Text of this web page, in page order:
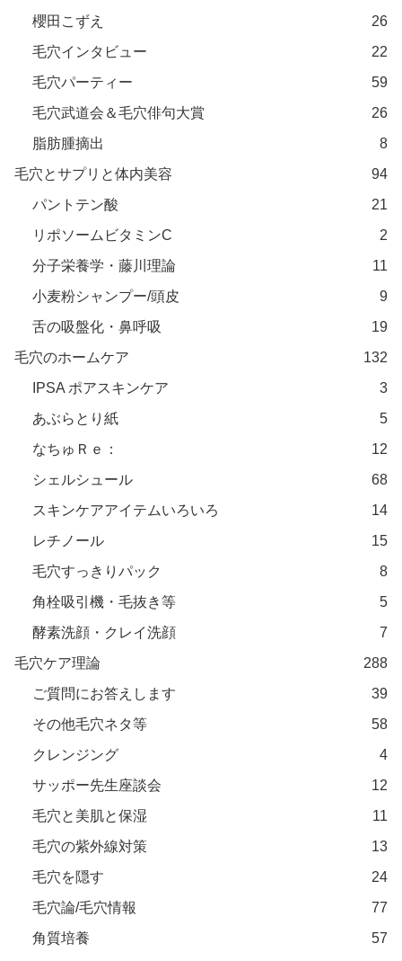
櫻田こずえ
26
毛穴インタビュー
22
毛穴パーティー
59
毛穴武道会＆毛穴俳句大賞
26
脂肪腫摘出
8
毛穴とサプリと体内美容
94
パントテン酸
21
リポソームビタミンC
2
分子栄養学・藤川理論
11
小麦粉シャンプー/頭皮
9
舌の吸盤化・鼻呼吸
19
毛穴のホームケア
132
IPSA ポアスキンケア
3
あぶらとり紙
5
なちゅＲｅ：
12
シェルシュール
68
スキンケアアイテムいろいろ
14
レチノール
15
毛穴すっきりパック
8
角栓吸引機・毛抜き等
5
酵素洗顔・クレイ洗顔
7
毛穴ケア理論
288
ご質問にお答えします
39
その他毛穴ネタ等
58
クレンジング
4
サッポー先生座談会
12
毛穴と美肌と保湿
11
毛穴の紫外線対策
13
毛穴を隠す
24
毛穴論/毛穴情報
77
角質培養
57